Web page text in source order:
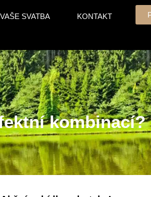
VAŠE SVATBA KONTAKT
kombinací?